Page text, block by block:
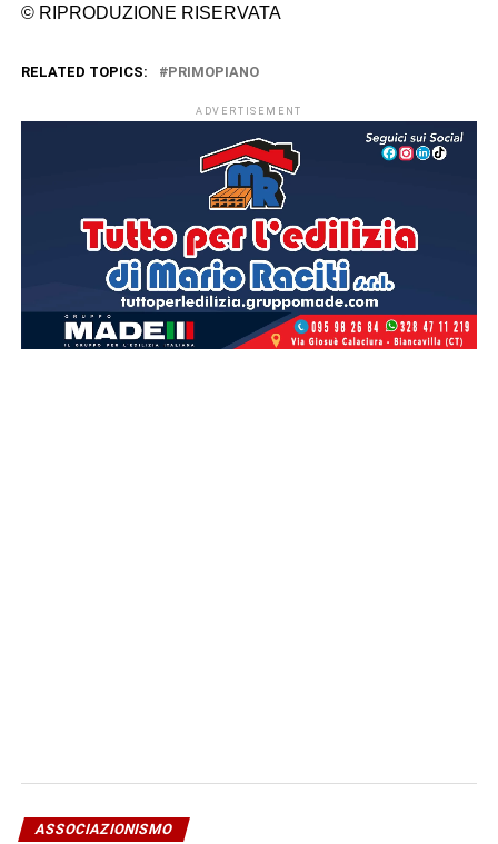
© RIPRODUZIONE RISERVATA
RELATED TOPICS: PRIMOPIANO
ADVERTISEMENT
ASSOCIAZIONISMO